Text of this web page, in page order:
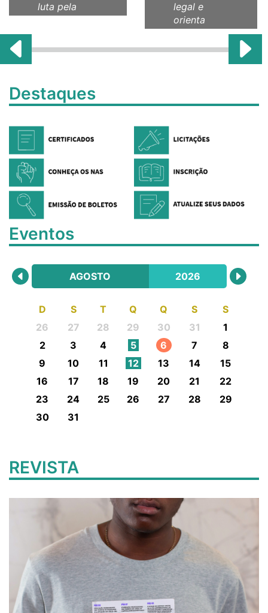
luta pela
humano!
legal e
orienta
com Nota
Destaques
Eventos
AGOSTO 2026
D S T Q Q S
S
26
27 28 29 30 31
1
2
3 4 5 6 7
8
9
10 11 12 13 14
15
16
17 18 19 20 21
22
23
24 25 26 27 28
29
30
31
REVISTA